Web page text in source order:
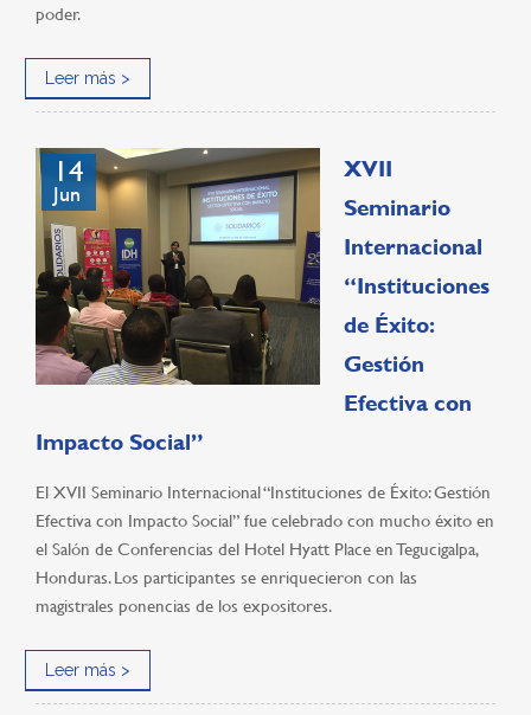
poder.
Leer más >
14
Jun
XVII
Seminario
Internacional
“Instituciones
de Éxito:
Gestión
Efectiva con
Impacto Social”
El XVII Seminario Internacional “Instituciones de Éxito: Gestión
Efectiva con Impacto Social” fue celebrado con mucho éxito en
el Salón de Conferencias del Hotel Hyatt Place en Tegucigalpa,
Honduras. Los participantes se enriquecieron con las
magistrales ponencias de los expositores.
Leer más >